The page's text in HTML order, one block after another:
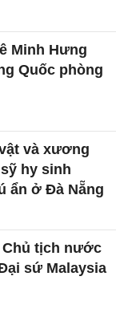
Minh Hưng
Quốc phòng
và xương
hy sinh
ẩn ở Đà Nẵng
tịch nước
sứ Malaysia